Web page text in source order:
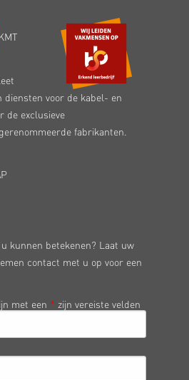
KMT
diensten voor de kabel- en
de exclusieve
fabrikanten.
kunnen betekenen? Laat uw
contact met u op voor een
met een * zijn vereiste velden